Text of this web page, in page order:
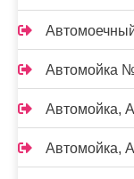
Автомойка
Автомойка,
Автомойка,